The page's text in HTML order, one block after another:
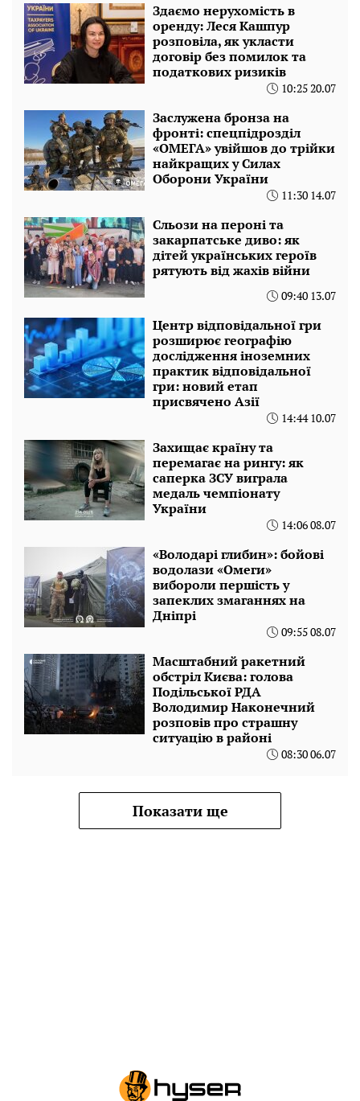
Здаємо нерухомість в
оренду: Леся Кашпур
розповіла, як укласти
договір без помилок та
податкових ризиків
10:25 20.07
Заслужена бронза на
фронті: спецпідрозділ
«ОМЕГА» увійшов до трійки
найкращих у Силах
Оборони України
11:30 14.07
Сльози на пероні та
закарпатське диво: як
дітей українських героїв
рятують від жахів війни
09:40 13.07
Центр відповідальної гри
розширює географію
дослідження іноземних
практик відповідальної
гри: новий етап
присвячено Азії
14:44 10.07
Захищає країну та
перемагає на рингу: як
саперка ЗСУ виграла
медаль чемпіонату
України
14:06 08.07
«Володарі глибин»: бойові
водолази «Омеги»
вибороли першість у
запеклих змаганнях на
Дніпрі
09:55 08.07
Масштабний ракетний
обстріл Києва: голова
Подільської РДА
Володимир Наконечний
розповів про страшну
ситуацію в районі
08:30 06.07
Показати ще